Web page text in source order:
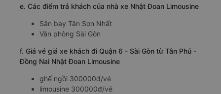
e. Các điểm trả khách của nhà xe Nhật Đoan Limousine
Sân bay Tân Sơn Nhất
Văn phòng Sài Gòn
f. Giá vé giá xe khách đi Quận 6 - Sài Gòn từ Tân Phú -
Đồng Nai Nhật Đoan Limousine
ghế ngồi 300000đ/vé
limousine 300000đ/vé